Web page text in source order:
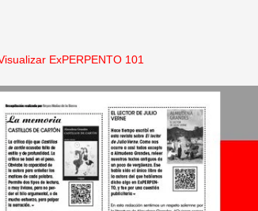
ExPERPENTO 101